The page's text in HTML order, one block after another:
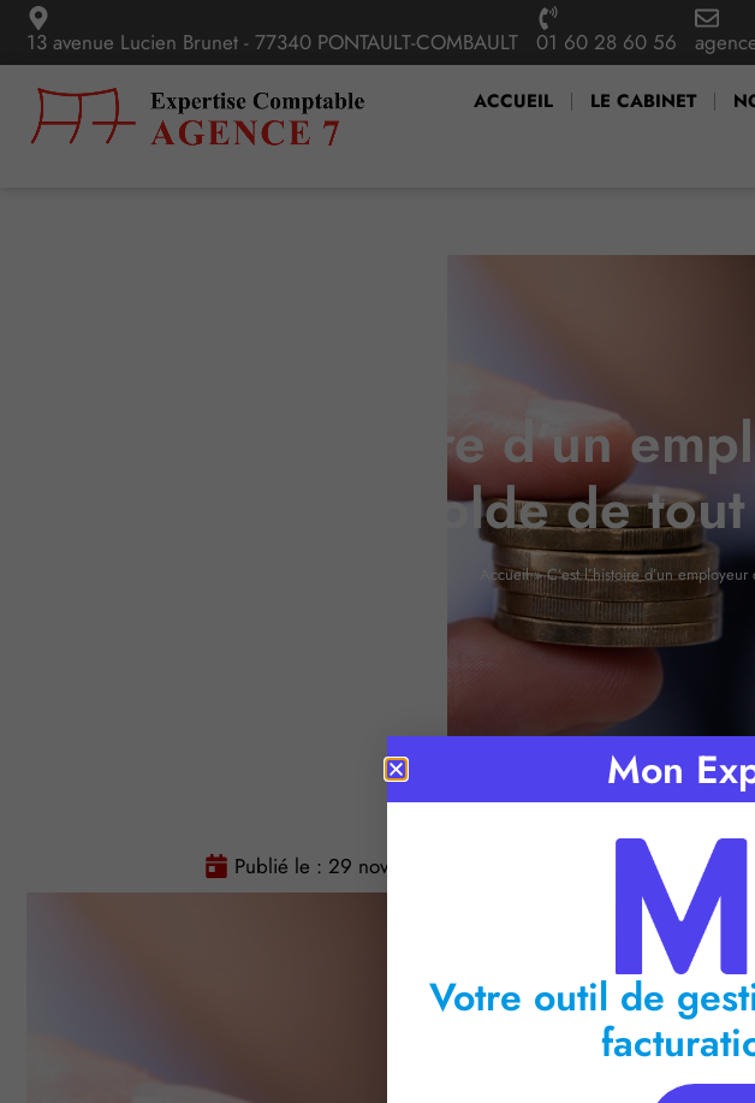
13 avenue Lucien Brunet - 77340 PONTAULT-COMBAULT 01 60 28 60 56
ACCUEIL LE CABINET
C’est l’histoire d’un
« solde de
Accueil»C’est l’histoire d’un
Publié le : 29 novembre 2024 Temps de lecture : < 1
Mon
Votre outil de